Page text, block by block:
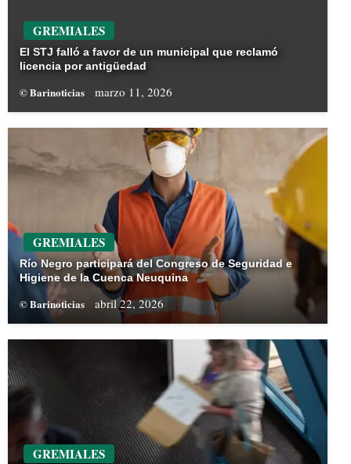
GREMIALES
El STJ falló a favor de un municipal que reclamó
licencia por antigüedad
© Barinoticias marzo 11, 2026
GREMIALES
Río Negro participará del Congreso de Seguridad e
Higiene de la Cuenca Neuquina
© Barinoticias abril 22, 2026
GREMIALES